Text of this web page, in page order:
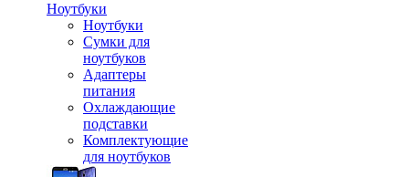
Ноутбуки
Ноутбуки
Сумки для
ноутбуков
Адаптеры
питания
Охлаждающие
подставки
Комплектующие
для ноутбуков